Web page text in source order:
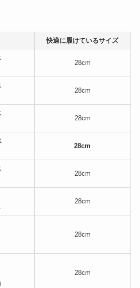
快適に履けているサイズ
28cm
28cm
28cm
28cm
28cm
28cm
28cm
28cm